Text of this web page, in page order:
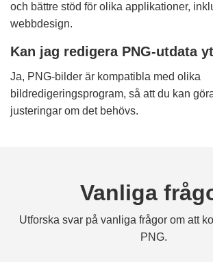
och bättre stöd för olika applikationer,
webbdesign.
Kan jag redigera PNG-utdata
Ja, PNG-bilder är kompatibla med olika
bildredigeringsprogram, så att du kan
justeringar om det behövs.
Vanliga
Utforska svar på vanliga frågor om att
PNG.